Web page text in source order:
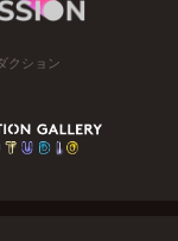
クション